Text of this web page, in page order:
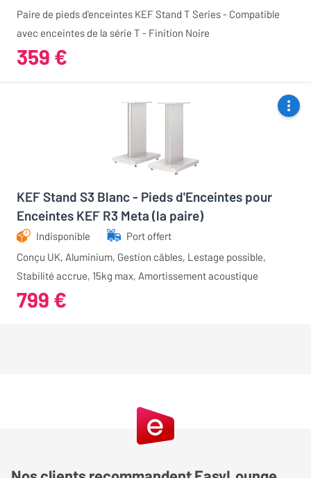
Paire de pieds d'enceintes KEF Stand T Series - Compatible
avec enceintes de la série T - Finition Noire
359 €
KEF Stand S3 Blanc - Pieds d'Enceintes pour
Enceintes KEF R3 Meta (la paire)
Indisponible
Port offert
Conçu UK, Aluminium, Gestion câbles, Lestage possible,
Stabilité accrue, 15kg max, Amortissement acoustique
799 €